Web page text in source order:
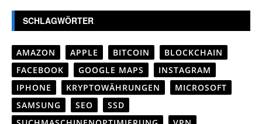
SCHLAGWÖRTER
AMAZON APPLE BITCOIN
BLOCKCHAIN
FACEBOOK
GOOGLE MAPS
INSTAGRAM
IPHONE
KRYPTOWÄHRUNGEN
MICROSOFT
SAMSUNG
SEO
SSD